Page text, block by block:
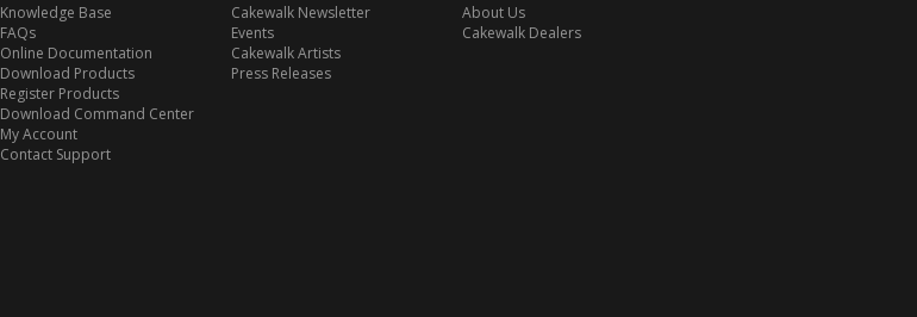
Knowledge Base
FAQs
Online Documentation
Download Products
Register Products
Download Command Center
My Account
Contact Support
Cakewalk Newsletter
Events
Cakewalk Artists
Press Releases
About Us
Cakewalk Dealers